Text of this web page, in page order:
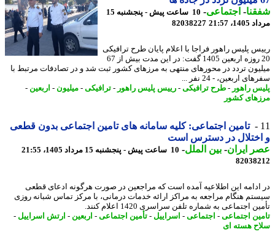
-اجتماعی-
10 ساعت پیش - پنجشنبه 15
21:57
82038227
پلیس راهور فراجا با اعلام پایان طرح ترافیکی
20 روزه اربعین 1405 گفت: در این مدت بیش از 67
تردد در محورهای منتهی به مرزهای کشور ثبت شد و در تصادفات مرتبط با
اربعین، - 24 نفر ...
راهور -طرح ترافیکی-رییس پلیس راهور -ترافیکی-میلیون-اربعین -
کشور
تامین اجتماعی: کلیه سامانه های تامین اجتماعی بدون قطعی
در دسترس است
ایران- بین الملل-10 ساعت پیش - پنجشنبه 15 مرداد 1405، 21:55
این اطلاعیه آمده است که مراجعین در صورت هرگونه ادعای قطعی
هنگام مراجعه به مراکز ارائه خدمات درمانی، با مرکز تماس شبانه روزی
اجتماعی به شماره تلفن سراسری 1420 اعلام کنند.
اجتماعی-اجتماعی-اسراییل -تأمین اجتماعی-اربعین -ارتش اسراییل
هسته ای